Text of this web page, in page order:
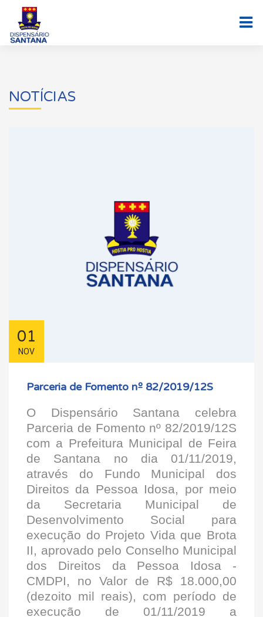
NOTÍCIAS
01
NOV
Parceria de Fomento nº 82/2019/12S
O Dispensário Santana celebra
Parceria de Fomento nº 82/2019/12S
com a Prefeitura Municipal de Feira
de Santana no dia 01/11/2019,
através do Fundo Municipal dos
Direitos da Pessoa Idosa, por meio
da Secretaria Municipal de
Desenvolvimento Social para
execução do Projeto Vida que Brota
II, aprovado pelo Conselho Municipal
dos Direitos da Pessoa Idosa -
CMDPI, no Valor de R$ 18.000,00
(dezoito mil reais), com período de
execução de 01/11/2019 a